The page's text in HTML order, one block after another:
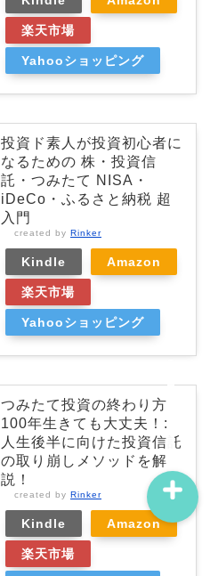
楽天市場
Yahooショッピング
投資ド素人が投資初心者に
なるための 株・投資信
託・つみたて NISA・
iDeCo・ふるさと納税 超
入門
created by Rinker
Kindle Amazon
楽天市場
Yahooショッピング
つみたて投資の終わり方
100年生きても大丈夫！:
人生後半に向けた投資信託
の取り崩しメソッドを解
説！
created by Rinker
Kindle Amazon
楽天市場
プロフィール
問い合わせ
サイトマップ